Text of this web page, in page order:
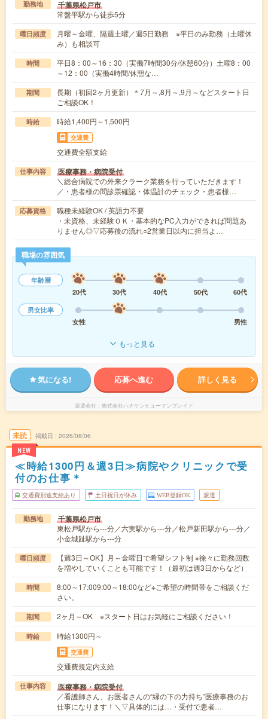
勤務地 千葉県松戸市
常盤平駅から徒歩5分
曜日頻度
月曜～金曜、隔週土曜／週5日勤務 ※平日のみ勤務（土曜休
み）も相談可
時間
平日8：00～16：30（実働7時間30分/休憩60分）土曜8：00
～12：00（実働4時間/休憩な…
期間
長期（初回2ヶ月更新）＊7月～,8月～,9月～などスタート日
ご相談OK！
時給 時給1,400円～1,500円
交通費
交通費全額支給
仕事内容 医療事務・病院受付
＼総合病院での外来クラーク業務を行っていただきます！
／・患者様の問診票確認・体温計のチェック・患者様…
応募資格
職種未経験OK / 英語力不要
・未資格、未経験ＯＫ・基本的なPC入力ができれば問題あ
りません◎▽応募後の流れ○2営業日以内に担当よ…
職場の雰囲気
年齢層
20代
30代 40代 50代
60代
男女比率
女性
男性
もっと見る
気になる! 応募へ進む 詳しく見る
派遣会社 株式会社ハナケンヒューマンブレイド
未読
NEW
掲載日 2026/08/06
≪時給1300円＆週3日≫病院やクリニックで受
付のお仕事＊
交通費別途支給あり 土日祝日が休み WEB登録OK 派遣
勤務地 千葉県松戸市
東松戸駅から---分／六実駅から---分／松戸新田駅から---分／
小金城趾駅から---分
曜日頻度
【週3日～OK】月～金曜日で希望シフト制 ※徐々に勤務回数
を増やしていくことも可能です！（最初は週3日からなど）
時間
8:00～17:009:00～18:00など※ご希望の時間帯をご相談くだ
さい。
期間 2ヶ月～OK ※スタート日はお気軽にご相談ください！
時給 時給1300円～
交通費
交通費規定内支給
仕事内容 医療事務・病院受付
／看護師さん、お医者さんの“縁の下の力持ち”医療事務のお
仕事になります！＼▽具体的には…・受付で患者…